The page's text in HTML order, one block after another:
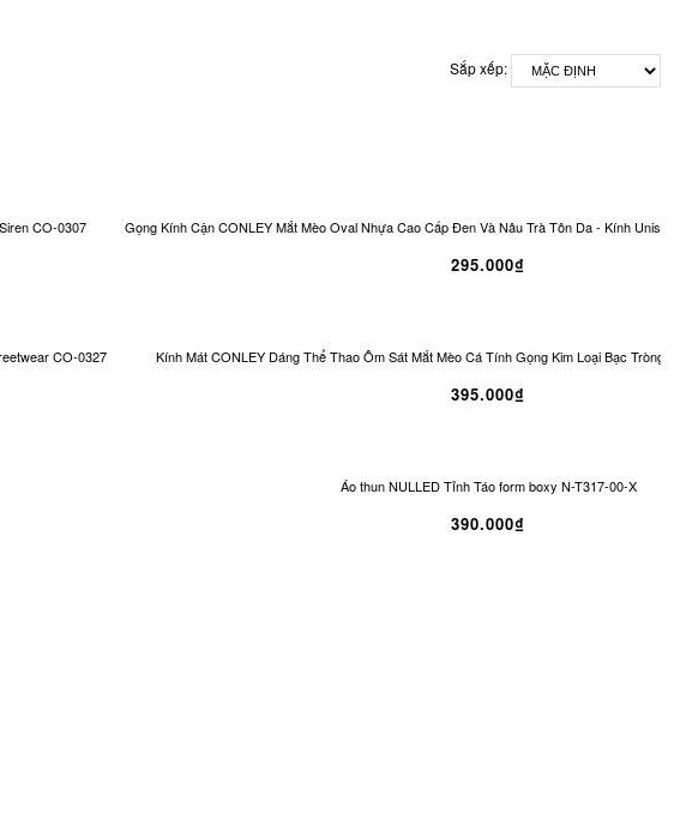
Sắp xếp:
CO-0307 Gọng Kính Cận CONLEY Mắt Mèo Oval Nhựa Cao Cấp Đen Và Nâu Trà Tôn Da - Kính Unisex
295.000₫
CO-0327 Kính Mát CONLEY Dáng Thể Thao Ôm Sát Mắt Mèo Cá Tính Gọng Kim Loại Bạc Tròng
395.000₫
Áo thun NULLED Tỉnh Táo form boxy N-T317-00-X
390.000₫